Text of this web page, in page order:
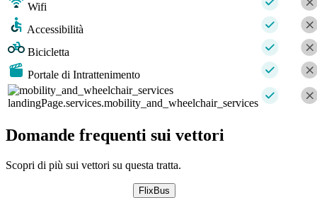
Wifi
Accessibilità
Bicicletta
Portale di Intrattenimento
landingPage.services.mobility_and_wheelchair_services
Domande frequenti sui vettori
Scopri di più sui vettori su questa tratta.
FlixBus